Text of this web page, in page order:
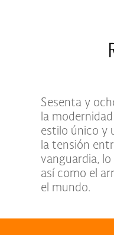
Sesenta y
la
estilo único y
la tensión
vanguardia,
así como el
el mundo.